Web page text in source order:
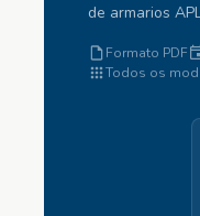
de armarios
Formato PDF
Todos os